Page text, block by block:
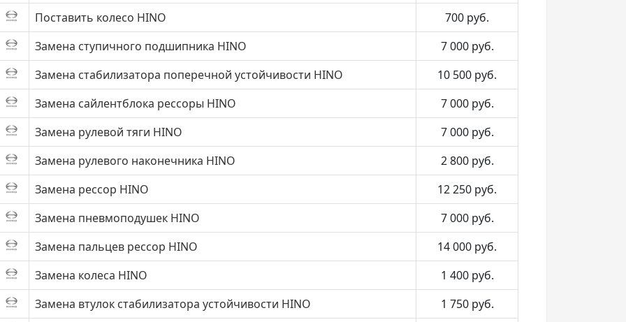
Поставить колесо HINO
700 руб.
Замена ступичного подшипника HINO
7 000 руб.
Замена стабилизатора поперечной устойчивости HINO
10 500 руб.
Замена сайлентблока рессоры HINO
7 000 руб.
Замена рулевой тяги HINO
7 000 руб.
Замена рулевого наконечника HINO
2 800 руб.
Замена рессор HINO
12 250 руб.
Замена пневмоподушек HINO
7 000 руб.
Замена пальцев рессор HINO
14 000 руб.
Замена колеса HINO
1 400 руб.
Замена втулок стабилизатора устойчивости HINO
1 750 руб.